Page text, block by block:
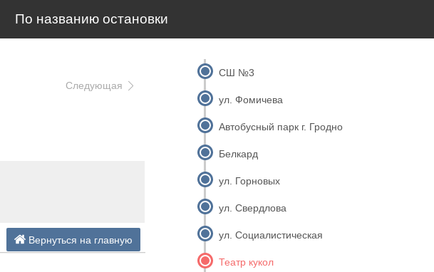
По названию остановки
Следующая
Вернуться на главную
СШ №3
ул. Фомичева
Автобусный парк г. Гродно
Белкард
ул. Горновых
ул. Свердлова
ул. Социалистическая
Театр кукол